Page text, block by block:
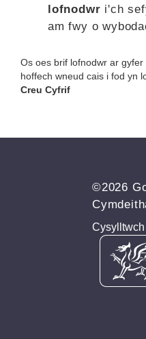
lofnodwr i'ch
am fwy o
Os oes brif lofnodwr ar
hoffech wneud cais i fod yn
Creu Cyfrif
©2026
Cysylltwch